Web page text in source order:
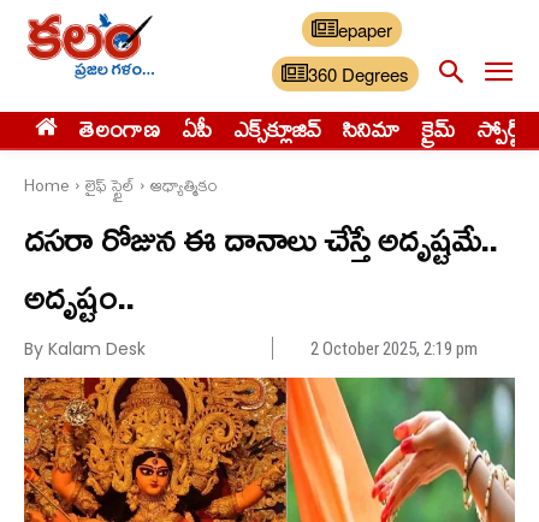
epaper
360 Degrees
తెలంగాణ ఏపీ ఎక్స్‌క్లూజివ్‌ సినిమా క్రైమ్ స్పోర్ట్స్
Home లైఫ్ స్టైల్ ఆధ్యాత్మికం
దసరా రోజున ఈ దానాలు చేస్తే అదృష్టమే..
అదృష్టం..
By Kalam Desk 2 October 2025, 2:19 pm